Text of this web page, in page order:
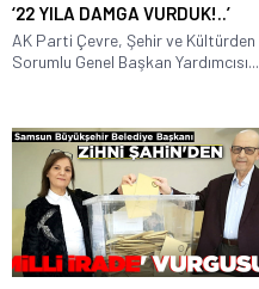
‘22 YILA DAMGA VURDUK!..’
AK Parti Çevre, Şehir ve Kültürden
Sorumlu Genel Başkan Yardımcısı...